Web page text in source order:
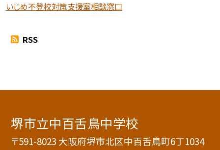
いじめ不登校対策支援室相談窓口
RSS
堺市立中百舌鳥中学校
〒591-8023 大阪府堺市北区中百舌鳥町6丁1034